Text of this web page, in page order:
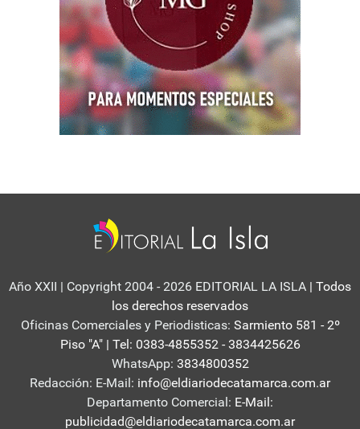
Año XXII | Copyright 2004 - 2026 EDITORIAL LA ISLA | Todos
los derechos reservados
Oficinas Comerciales y Periodisticas: Sarmiento 581 - 2º
Piso "A" | Tel: 0383-4855352 - 3834425626
WhatsApp: 3834800352
Redacción: E-Mail: info@eldiariodecatamarca.com.ar
Departamento Comercial: E-Mail:
publicidad@eldiariodecatamarca.com.ar